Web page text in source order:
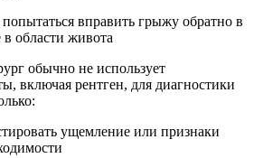
вправить грыжу обратно в
области живота
обычно не использует
включая рентген, для диагностики
ущемление или признаки